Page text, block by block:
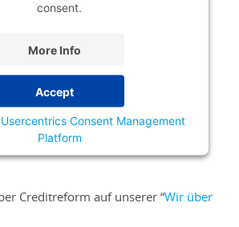
consent.
More Info
Accept
Usercentrics Consent Management
Platform
Creditreform auf unserer “Wir über